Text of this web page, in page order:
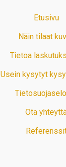
Etusivu
Näin tilaat
Tietoa
Usein kysytyt
Ota